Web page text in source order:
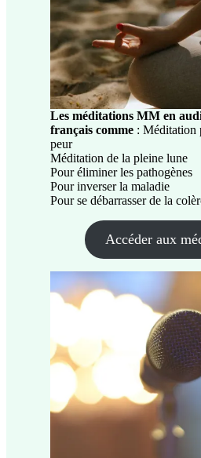
Les méditations MM en
français comme : Méditation
peur
Méditation de la pleine lune
Pour éliminer les pathogènes
Pour inverser la maladie
Pour se débarrasser de la
Accéder aux